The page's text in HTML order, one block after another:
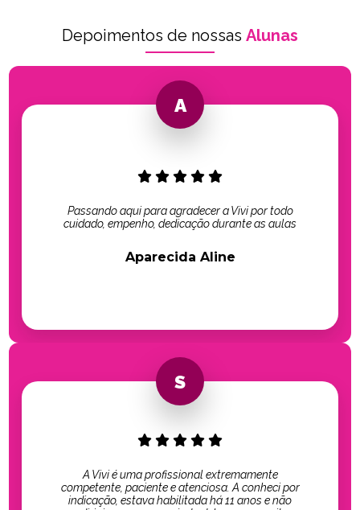
Depoimentos de nossas Alunas
Passando aqui para agradecer a Vivi por todo
cuidado, empenho, dedicação durante as aulas
Aparecida Aline
A Vivi é uma profissional extremamente
competente, paciente e atenciosa. A conheci por
indicação, estava habilitada há 11 anos e não